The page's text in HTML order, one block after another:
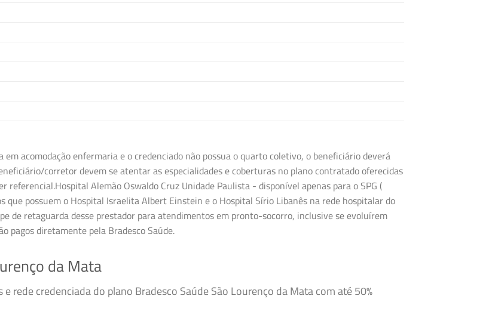
em acomodação enfermaria e o credenciado não possua o quarto coletivo, o beneficiário deverá
corretor devem se atentar as especialidades e coberturas no plano contratado oferecidas
referencial.Hospital Alemão Oswaldo Cruz Unidade Paulista - disponível apenas para o SPG (
que possuem o Hospital Israelita Albert Einstein e o Hospital Sírio Libanês na rede hospitalar do
de retaguarda desse prestador para atendimentos em pronto-socorro, inclusive se evoluírem
pagos diretamente pela Bradesco Saúde.
da Mata
rede credenciada do plano Bradesco Saúde São Lourenço da Mata com até 50%